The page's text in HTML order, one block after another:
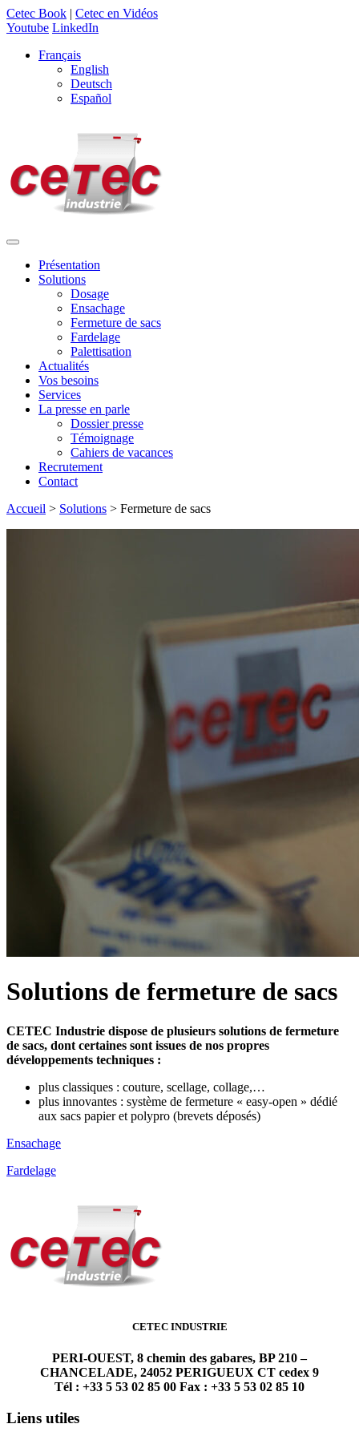
Cetec Book | Cetec en Vidéos
Youtube LinkedIn
Français
English
Deutsch
Español
Présentation
Solutions
Dosage
Ensachage
Fermeture de sacs
Fardelage
Palettisation
Actualités
Vos besoins
Services
La presse en parle
Dossier presse
Témoignage
Cahiers de vacances
Recrutement
Contact
Accueil > Solutions > Fermeture de sacs
Solutions de fermeture de sacs
CETEC Industrie dispose de plusieurs solutions de fermeture
de sacs, dont certaines sont issues de nos propres
développements techniques :
plus classiques : couture, scellage, collage,…
plus innovantes : système de fermeture « easy-open » dédié
aux sacs papier et polypro (brevets déposés)
Ensachage
Fardelage
CETEC INDUSTRIE
PERI-OUEST, 8 chemin des gabares, BP 210 –
CHANCELADE, 24052 PERIGUEUX CT cedex 9
Tél : +33 5 53 02 85 00 Fax : +33 5 53 02 85 10
Liens utiles